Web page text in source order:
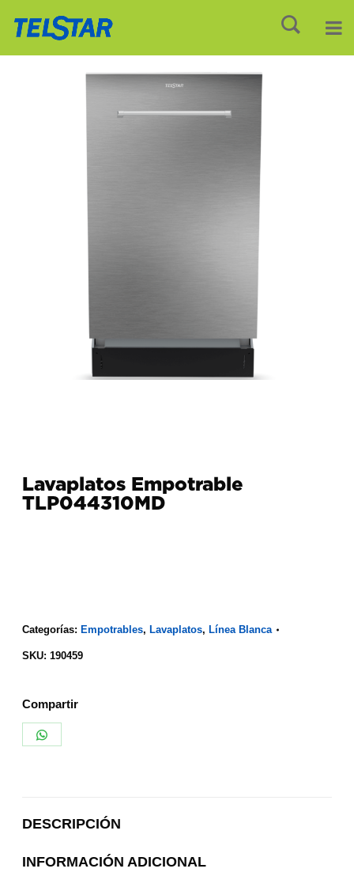
Lavaplatos Empotrable
TLP044310MD
Categorías: Empotrables, Lavaplatos, Línea Blanca
SKU: 190459
Compartir
DESCRIPCIÓN
INFORMACIÓN ADICIONAL